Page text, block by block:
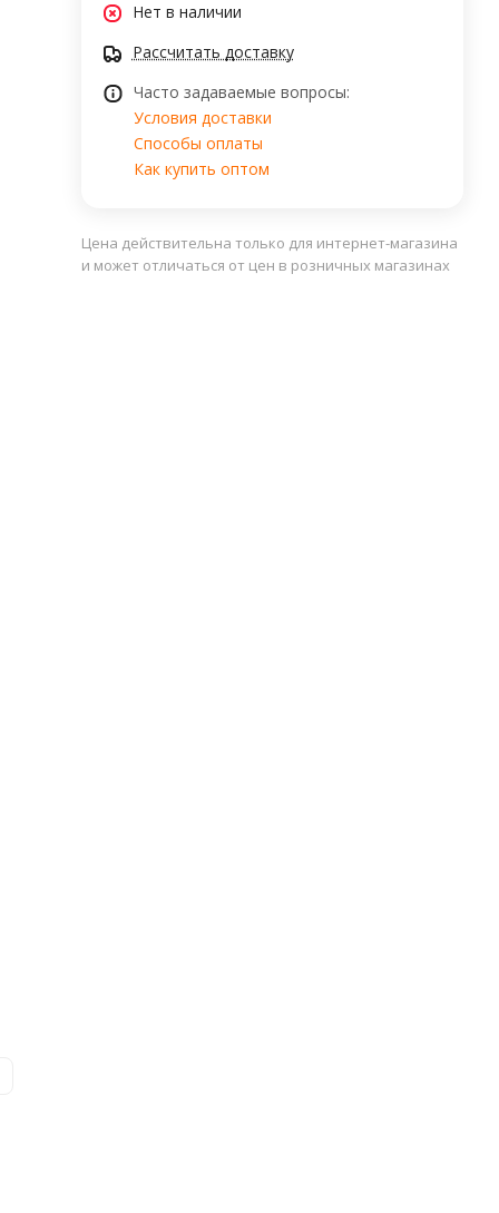
Нет в наличии
Рассчитать доставку
Часто задаваемые вопросы:
Условия доставки
Способы оплаты
Как купить оптом
Цена действительна только для интернет-магазина
и может отличаться от цен в розничных магазинах